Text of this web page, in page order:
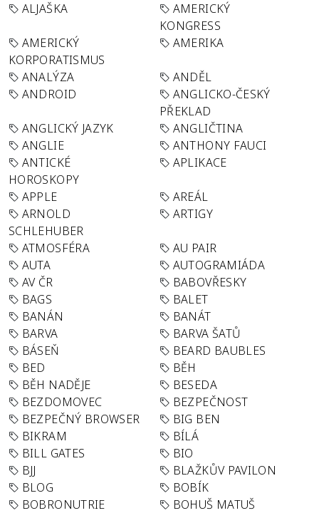
ALJAŠKA
AMERICKÝ
KONGRESS
AMERICKÝ
KORPORATISMUS
AMERIKA
ANALÝZA
ANDĚL
ANDROID
ANGLICKO-ČESKÝ
PŘEKLAD
ANGLICKÝ JAZYK
ANGLIČTINA
ANGLIE
ANTHONY FAUCI
ANTICKÉ
HOROSKOPY
APLIKACE
APPLE
AREÁL
ARNOLD
SCHLEHUBER
ARTIGY
ATMOSFÉRA
AU PAIR
AUTA
AUTOGRAMIÁDA
AV ČR
BABOVŘESKY
BAGS
BALET
BANÁN
BANÁT
BARVA
BARVA ŠATŮ
BÁSEŇ
BEARD BAUBLES
BED
BĚH
BĚH NADĚJE
BESEDA
BEZDOMOVEC
BEZPEČNOST
BEZPEČNÝ BROWSER
BIG BEN
BIKRAM
BÍLÁ
BILL GATES
BIO
BJJ
BLAŽKŮV PAVILON
BLOG
BOBÍK
BOBRONUTRIE
BOHUŠ MATUŠ